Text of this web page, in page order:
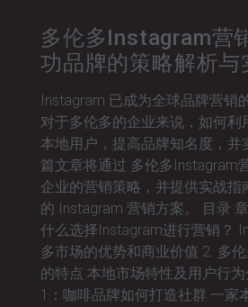
多伦多Instagram营
功品牌的策略解析与
Instagram 已成为全球品牌营销
对于多伦多的企业来说，如何利
本地用户，提高品牌知名度，并
篇文章将通过 多伦多Instagram
企业的营销策略，并提供实战指
的 Instagram 营销方案。 目录
什么选择Instagram进行营销？
多市场的优势和商业价值 2. 多
的特点 本地市场特性及用户行为
1：咖啡品牌如何打造社群 一家